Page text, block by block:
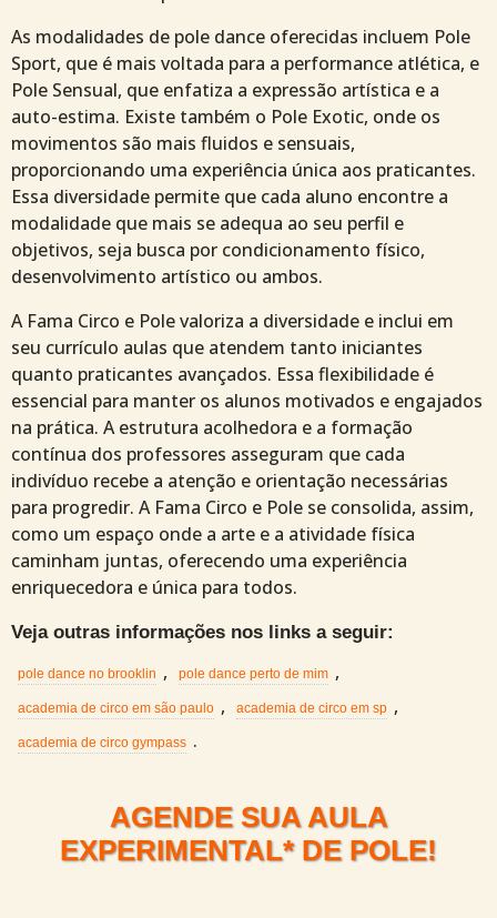
As modalidades de pole dance oferecidas incluem Pole
Sport, que é mais voltada para a performance atlética, e
Pole Sensual, que enfatiza a expressão artística e a
auto-estima. Existe também o Pole Exotic, onde os
movimentos são mais fluidos e sensuais,
proporcionando uma experiência única aos praticantes.
Essa diversidade permite que cada aluno encontre a
modalidade que mais se adequa ao seu perfil e
objetivos, seja busca por condicionamento físico,
desenvolvimento artístico ou ambos.
A Fama Circo e Pole valoriza a diversidade e inclui em
seu currículo aulas que atendem tanto iniciantes
quanto praticantes avançados. Essa flexibilidade é
essencial para manter os alunos motivados e engajados
na prática. A estrutura acolhedora e a formação
contínua dos professores asseguram que cada
indivíduo recebe a atenção e orientação necessárias
para progredir. A Fama Circo e Pole se consolida, assim,
como um espaço onde a arte e a atividade física
caminham juntas, oferecendo uma experiência
enriquecedora e única para todos.
Veja outras informações nos links a seguir:
pole dance no brooklin , pole dance perto de mim ,
academia de circo em são paulo , academia de circo em sp ,
academia de circo gympass .
AGENDE SUA AULA
EXPERIMENTAL* DE POLE!